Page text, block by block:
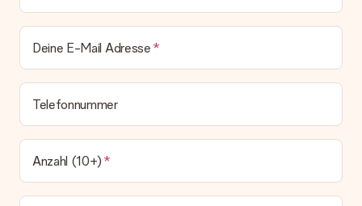
Deine E-Mail Adresse
Telefonnummer
Anzahl (10+)